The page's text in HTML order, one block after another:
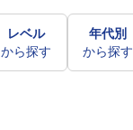
レベル
から探す
年代別
から探す